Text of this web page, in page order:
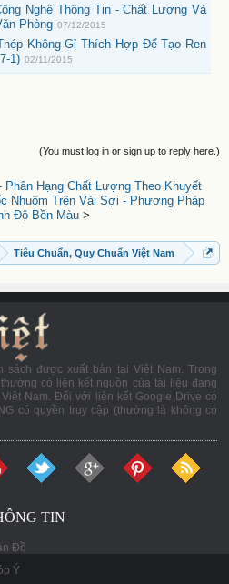
Nghệ Thông Tin - Chất Lượng Và
Phòng 07/12/2015
Không Gỉ Thích Hợp Để Tạo Ren
1) 02/11/2015
(You must log in or sign up to reply here.)
Phân Hạng Chất Lượng Theo Khuyết
Nhuộm Trên Vải Sợi - Phương Pháp
Độ Bền Màu>
Tiêu Chuẩn, Quy Chuẩn Việt Nam
được xuất bản tại Việt Nam. Trong
có liên kết nguồn của tài liệu đang
Nam. Đối với liên kết Google Drive có
có quyền truy cập (thường là không có
TIN
Đồ
Ý